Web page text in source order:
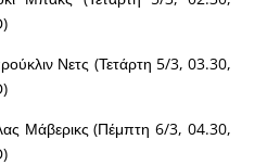
Νετς (Τετάρτη 5/3, 03.30,
Μάβερικς (Πέμπτη 6/3, 04.30,